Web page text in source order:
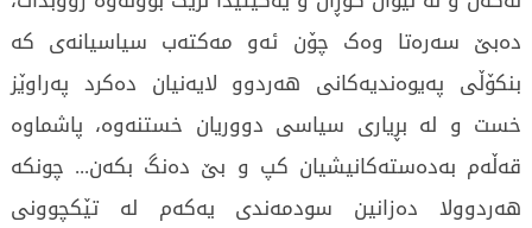
دەبێ سەرەتا وەک چۆن ئەو مەکتەب سیاسیانەی کە
بنکۆڵی پەیوەندیەکانى هەردوو لایەنیان دەکرد پەراوێز
خست و لە بڕیاری سیاسی دووریان خستنەوە، پاشماوە
قەڵەم بەدەستەکانیشیان کپ و بێ دەنگ بکەن... چونکە
هەردوولا دەزانین سودمەندی یەکەم لە تێکچوونی